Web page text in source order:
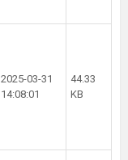
2025-03-31
14:08:01
44.33
KB